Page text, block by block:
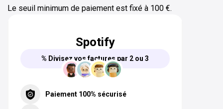
Le seuil minimum de paiement est fixé à 100 €.
Spotify
% Divisez vos factures par 2 ou 3
Paiement 100% sécurisé